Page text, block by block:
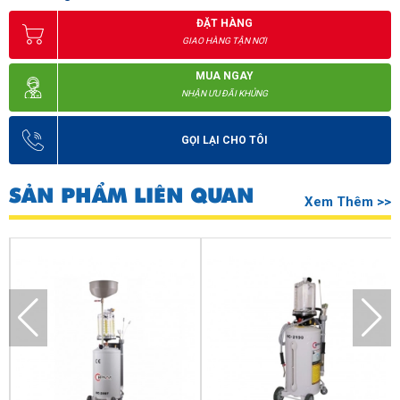
ĐẶT HÀNG
GIAO HÀNG TẬN NƠI
MUA NGAY
NHẬN ƯU ĐÃI KHỦNG
GỌI LẠI CHO TÔI
SẢN PHẨM LIÊN QUAN Xem Thêm >>